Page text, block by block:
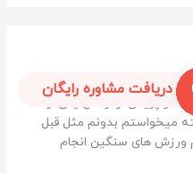
۸ روز پیش بخاطر پریدن از ارتفاع یکی از
میخواستم بدونم مثل قبل
ورزش های سنگین انجام
دریافت مشاوره رایگان